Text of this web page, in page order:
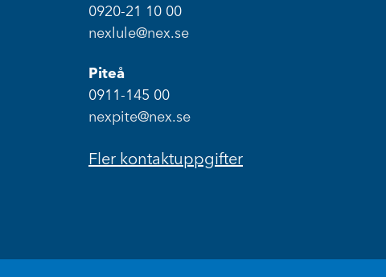
0920-21 10 00
nexlule@nex.se
Piteå
0911-145 00
nexpite@nex.se
Fler kontaktuppgifter